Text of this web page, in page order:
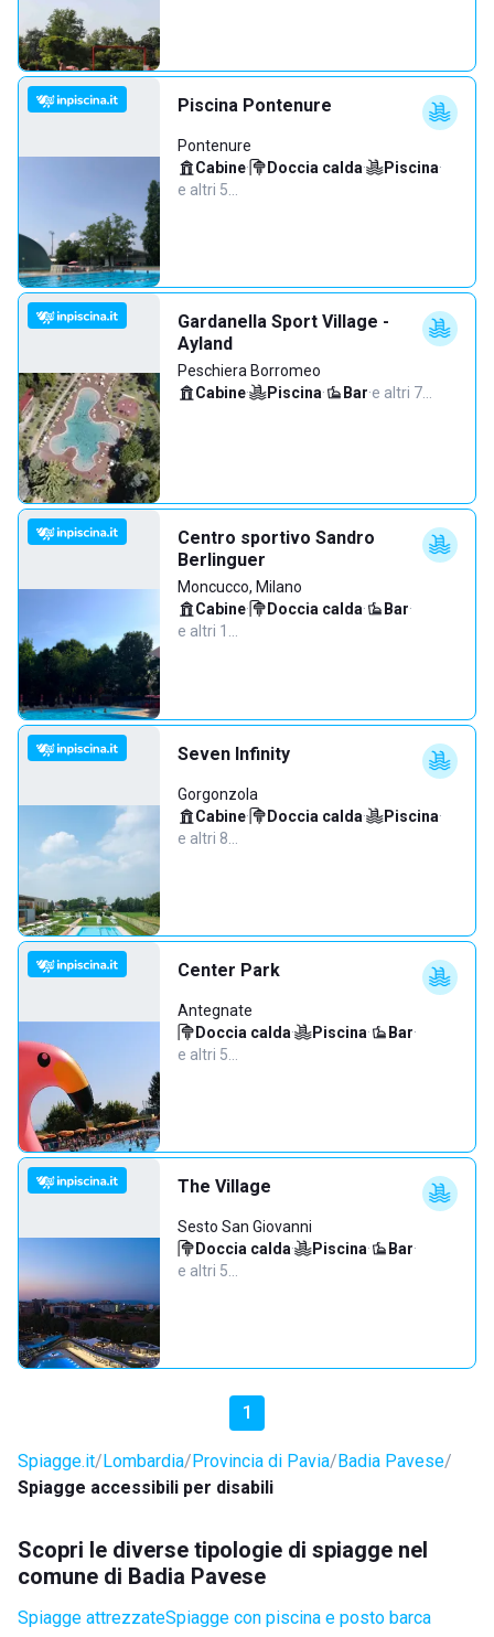
Piscina Pontenure
Pontenure
Cabine· Doccia calda· Piscina·
e altri 5…
Gardanella Sport Village -
Ayland
Peschiera Borromeo
Cabine· Piscina· Bar·e altri 7…
Centro sportivo Sandro
Berlinguer
Moncucco, Milano
Cabine· Doccia calda· Bar·
e altri 1…
Seven Infinity
Gorgonzola
Cabine· Doccia calda· Piscina·
e altri 8…
Center Park
Antegnate
Doccia calda· Piscina· Bar·
e altri 5…
The Village
Sesto San Giovanni
Doccia calda· Piscina· Bar·
e altri 5…
1
Spiagge.it Lombardia Provincia di Pavia Badia Pavese
Spiagge accessibili per disabili
Scopri le diverse tipologie di spiagge nel
comune di Badia Pavese
Spiagge attrezzateSpiagge con piscina e posto barca